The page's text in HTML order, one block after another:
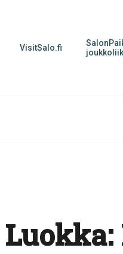
VisitSalo.fi
Luokka: